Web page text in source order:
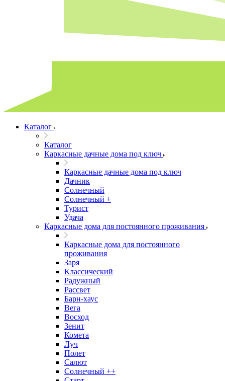
Каталог
Каталог
Каркасные дачные дома под ключ
Каркасные дачные дома под ключ
Дачник
Солнечный
Солнечный +
Турист
Удача
Каркасные дома для постоянного проживания
Каркасные дома для постоянного
проживания
Заря
Классический
Радужный
Рассвет
Барн-хаус
Вега
Восход
Зенит
Комета
Луч
Полет
Салют
Солнечный ++